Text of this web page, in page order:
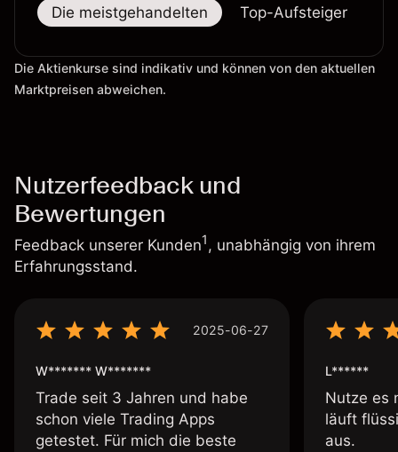
Die meistgehandelten Top-Aufsteiger
Die Aktienkurse sind indikativ und können von den aktuellen
Marktpreisen abweichen.
Nutzerfeedback und
Bewertungen
Feedback unserer Kunden1, unabhängig von ihrem
Erfahrungsstand.
2025-06-27
W******* W*******
Trade seit 3 Jahren und habe
schon viele Trading Apps
getestet. Für mich die beste
L******
Nutze es
läuft
aus.